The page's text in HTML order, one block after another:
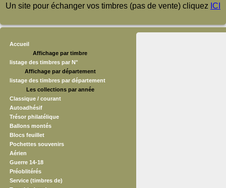
Un site pour échanger vos timbres (pas de vente) cliquez ICI
Accueil
Affichage par timbre
listage des timbres par N°
Affichage par département
listage des timbres par département
Les collections par année
Classique / courant
Autoadhésif
Trésor philatélique
Ballons montés
Blocs feuillet
Pochettes souvenirs
Aérien
Guerre 14-18
Préoblitérés
Service (timbres de)